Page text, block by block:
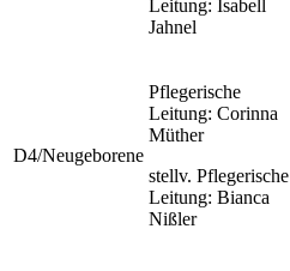
Leitung: Isabell
Jahnel
D4/Neugeborene
Pflegerische
Leitung: Corinna
Müther
stellv. Pflegerische
Leitung: Bianca
Nißler